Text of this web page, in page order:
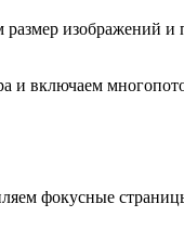
размер изображений
и включаем
фокусные